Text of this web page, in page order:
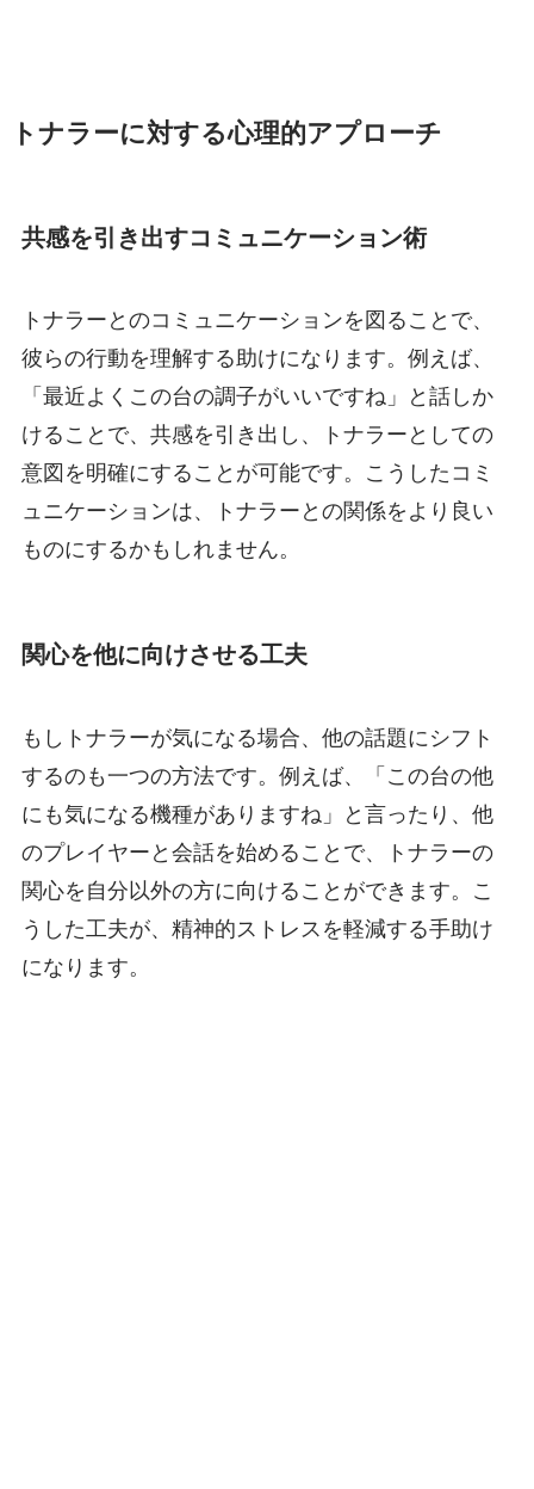
トナラーに対する心理的アプローチ
共感を引き出すコミュニケーション術
トナラーとのコミュニケーションを図ることで、
彼らの行動を理解する助けになります。例えば、
「最近よくこの台の調子がいいですね」と話しか
けることで、共感を引き出し、トナラーとしての
意図を明確にすることが可能です。こうしたコミ
ュニケーションは、トナラーとの関係をより良い
ものにするかもしれません。
関心を他に向けさせる工夫
もしトナラーが気になる場合、他の話題にシフト
するのも一つの方法です。例えば、「この台の他
にも気になる機種がありますね」と言ったり、他
のプレイヤーと会話を始めることで、トナラーの
関心を自分以外の方に向けることができます。こ
うした工夫が、精神的ストレスを軽減する手助け
になります。